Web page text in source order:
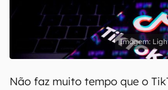
Não faz muito tempo que o